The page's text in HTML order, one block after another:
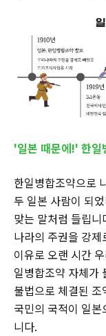
'일본 때문에!' 한일
한일병합조약으로
두 일본 사람이 되
맞는 말처럼 들립
나라의 주권을 강
이유로 오랜 시간
일병합조약 자체가
불법으로 체결된
국민의 국적이 일
니다.